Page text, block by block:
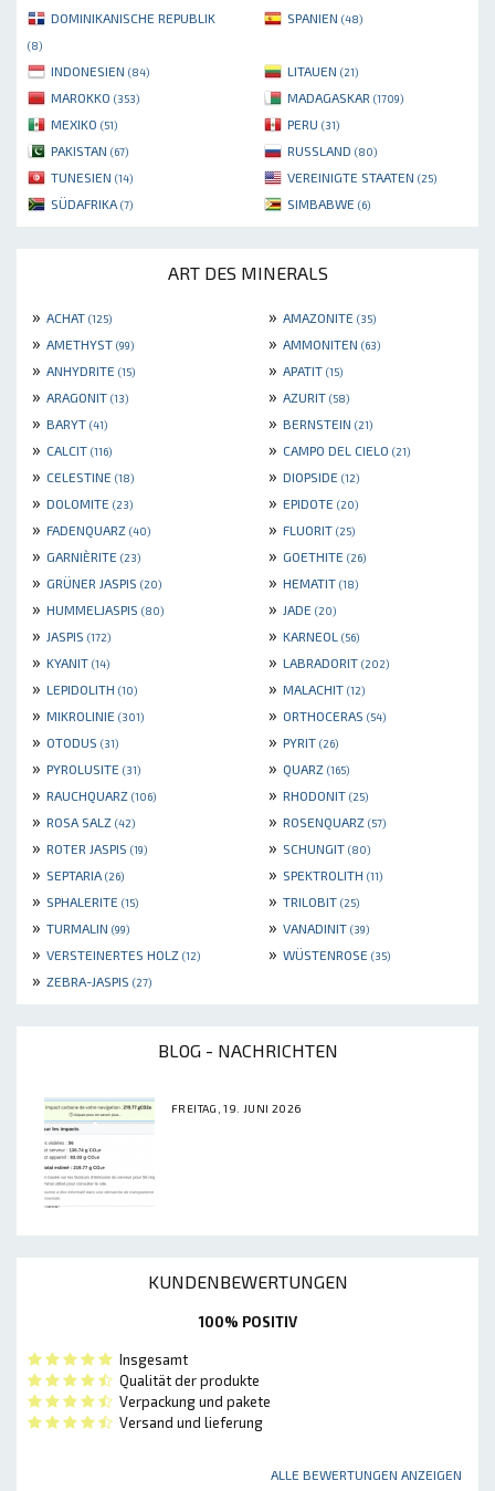
DOMINIKANISCHE REPUBLIK
(8)
SPANIEN (48)
INDONESIEN (84) LITAUEN (21)
MAROKKO (353) MADAGASKAR (1709)
MEXIKO (51) PERU (31)
PAKISTAN (67) RUSSLAND (80)
TUNESIEN (14) VEREINIGTE STAATEN (25)
SÜDAFRIKA (7) SIMBABWE (6)
ART DES MINERALS
» ACHAT (125) » AMAZONITE (35)
» AMETHYST (99) » AMMONITEN (63)
» ANHYDRITE (15) » APATIT (15)
» ARAGONIT (13) » AZURIT (58)
» BARYT (41) » BERNSTEIN (21)
» CALCIT (116) » CAMPO DEL CIELO (21)
» CELESTINE (18) » DIOPSIDE (12)
» DOLOMITE (23) » EPIDOTE (20)
» FADENQUARZ (40) » FLUORIT (25)
» GARNIÈRITE (23) » GOETHITE (26)
» GRÜNER JASPIS (20) » HEMATIT (18)
» HUMMELJASPIS (80) » JADE (20)
» JASPIS (172) » KARNEOL (56)
» KYANIT (14) » LABRADORIT (202)
» LEPIDOLITH (10) » MALACHIT (12)
» MIKROLINIE (301) » ORTHOCERAS (54)
» OTODUS (31) » PYRIT (26)
» PYROLUSITE (31) » QUARZ (165)
» RAUCHQUARZ (106) » RHODONIT (25)
» ROSA SALZ (42) » ROSENQUARZ (57)
» ROTER JASPIS (19) » SCHUNGIT (80)
» SEPTARIA (26) » SPEKTROLITH (11)
» SPHALERITE (15) » TRILOBIT (25)
» TURMALIN (99) » VANADINIT (39)
» VERSTEINERTES HOLZ (12) » WÜSTENROSE (35)
» ZEBRA-JASPIS (27)
BLOG - NACHRICHTEN
FREITAG, 19. JUNI 2026
KUNDENBEWERTUNGEN
100% POSITIV
Insgesamt
Qualität der produkte
Verpackung und pakete
Versand und lieferung
ALLE BEWERTUNGEN ANZEIGEN